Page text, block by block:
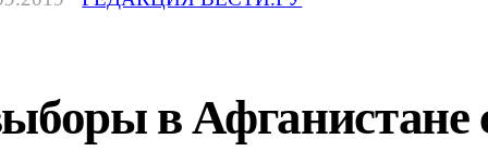
в Афганистане